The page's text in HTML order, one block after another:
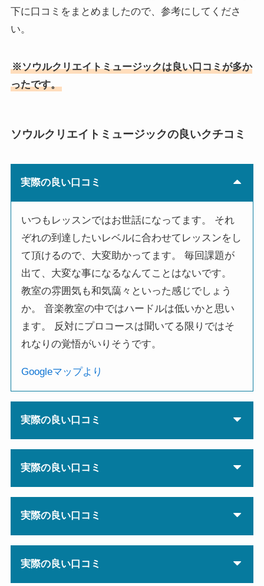
下に口コミをまとめましたので、参考にしてくださ
い。
※ソウルクリエイトミュージックは良い口コミが多か
ったです。
ソウルクリエイトミュージックの良いクチコミ
実際の良い口コミ
いつもレッスンではお世話になってます。 それ
ぞれの到達したいレベルに合わせてレッスンをし
て頂けるので、大変助かってます。 毎回課題が
出て、大変な事になるなんてことはないです。
教室の雰囲気も和気藹々といった感じでしょう
か。 音楽教室の中ではハードルは低いかと思い
ます。 反対にプロコースは聞いてる限りではそ
れなりの覚悟がいりそうです。
Googleマップより
実際の良い口コミ
実際の良い口コミ
実際の良い口コミ
実際の良い口コミ